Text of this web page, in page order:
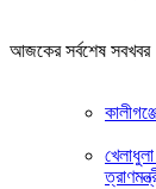
আজকের সর্বশেষ সবখবর